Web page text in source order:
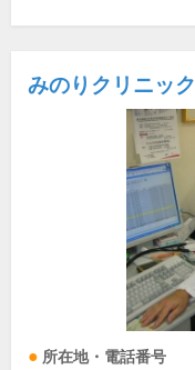
みのりクリニック
所在地・電話番号